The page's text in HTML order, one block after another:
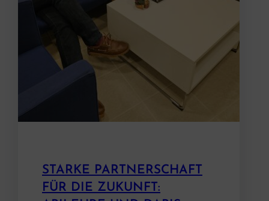
STARKE PARTNERSCHAFT
FÜR DIE ZUKUNFT: